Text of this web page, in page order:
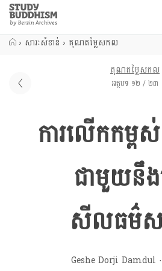
Close
Study
Buddhism
Home
› សារៈសំខាន់ › គុណតម្លៃសកល
គុណតម្លៃសកល
អត្ថបទ ១២ / ២៣
ការលើកកម្ព
ជាមួយនឹ
សីលធម៌
Geshe Dorji Damdul